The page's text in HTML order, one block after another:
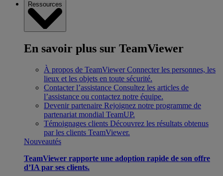
Ressources
En savoir plus sur TeamViewer
À propos de TeamViewer Connecter les personnes, les
lieux et les objets en toute sécurité.
Contacter l’assistance Consultez les articles de
l’assistance ou contactez notre équipe.
Devenir partenaire Rejoignez notre programme de
partenariat mondial TeamUP.
Témoignages clients Découvrez les résultats obtenus
par les clients TeamViewer.
Nouveautés
TeamViewer rapporte une adoption rapide de son offre
d’IA par ses clients.